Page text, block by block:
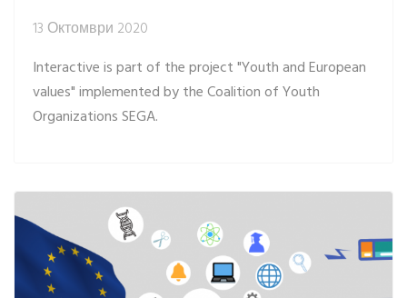
13 Октомври 2020
Interactive is part of the project "Youth and European
values" implemented by the Coalition of Youth
Organizations SEGA.